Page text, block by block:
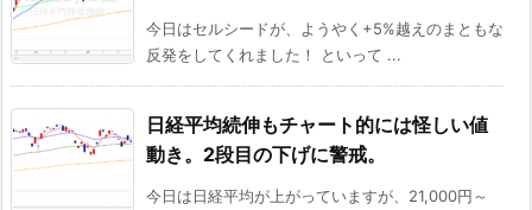
今日はセルシードが、ようやく+5%越えのまともな
反発をしてくれました！ といって ...
日経平均続伸もチャート的には怪しい値
動き。2段目の下げに警戒。
今日は日経平均が上がっていますが、21,000円～